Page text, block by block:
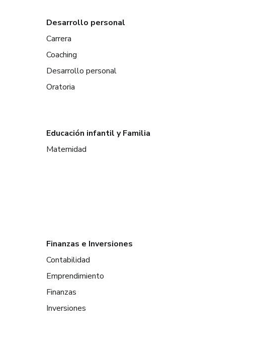
Desarrollo personal
Carrera
Coaching
Desarrollo personal
Oratoria
Educación infantil y Familia
Maternidad
Finanzas e Inversiones
Contabilidad
Emprendimiento
Finanzas
Inversiones